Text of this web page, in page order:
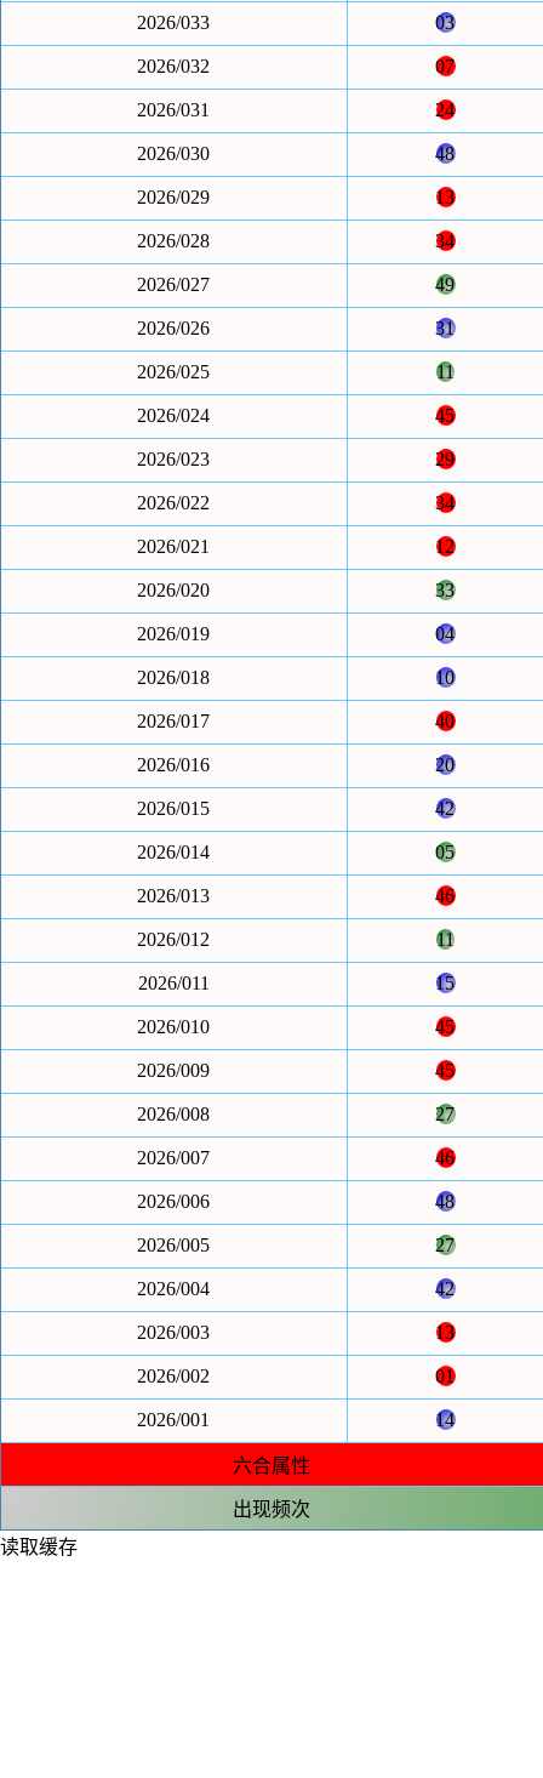
2026/033 03
2026/032 07
2026/031 24
2026/030 48
2026/029 13
2026/028 34
2026/027 49
2026/026 31
2026/025 11
2026/024 45
2026/023 29
2026/022 34
2026/021 12
2026/020 33
2026/019 04
2026/018 10
2026/017 40
2026/016 20
2026/015 42
2026/014 05
2026/013 46
2026/012 11
2026/011 15
2026/010 45
2026/009 45
2026/008 27
2026/007 46
2026/006 48
2026/005 27
2026/004 42
2026/003 13
2026/002 01
2026/001 14
六合属性
出现频次
读取缓存